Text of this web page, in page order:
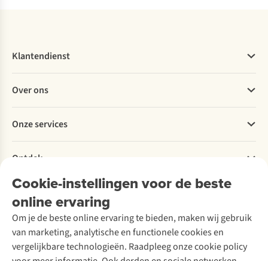
Cookie-instellingen voor de beste
online ervaring
Om je de beste online ervaring te bieden, maken wij gebruik
van marketing, analytische en functionele cookies en
vergelijkbare technologieën. Raadpleeg onze cookie policy
Klantendienst
Bestellen
Betalen
Levering
Retourneren
Bestelling herroepen
Garantie
Contact
Over ons
Explore More
Verantwoord ondernemen
Over Ayacucho
Onze winkels
Over A.S.Adventure
Toegankelijkheidsverklaring
Onze services
Ski-onderhoud
Wasservice
Schoenonderhoud
Schoenherstelling
Kledingherstelling
Retouches
Ontdek
A.S.Magazine
Podcast
Explore Academy
Explore Camp
Gear Check
Inspiratie & advies
Meld je aan voor de nieuwsbrief